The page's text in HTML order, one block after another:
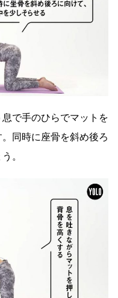
で手のひらでマットを
同時に座骨を斜め後ろ
。